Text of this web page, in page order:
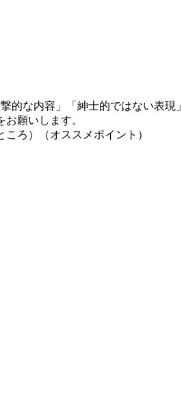
的な内容」「紳士的ではない表現」
願いします。
ろ）（オススメポイント）